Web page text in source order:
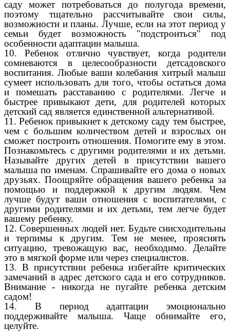
саду может потребоваться до полугода времени,
поэтому тщательно рассчитывайте свои силы,
возможности и планы. Лучше, если на этот период у
семьи будет возможность "подстроиться" под
особенности адаптации малыша.
10. Ребенок отлично чувствует, когда родители
сомневаются в целесообразности детсадовского
воспитания. Любые ваши колебания хитрый малыш
сумеет использовать для того, чтобы остаться дома
и помешать расставанию с родителями. Легче и
быстрее привыкают дети, для родителей которых
детский сад является единственной альтернативой.
11. Ребенок привыкнет к детскому саду тем быстрее,
чем с большим количеством детей и взрослых он
сможет построить отношения. Помогите ему в этом.
Познакомьтесь с другими родителями и их детьми.
Называйте других детей в присутствии вашего
малыша по именам. Спрашивайте его дома о новых
друзьях. Поощряйте обращения вашего ребенка за
помощью и поддержкой к другим людям. Чем
лучше будут ваши отношения с воспитателями, с
другими родителями и их детьми, тем легче будет
вашему ребенку.
12. Совершенных людей нет. Будьте снисходительны
и терпимы к другим. Тем не менее, прояснять
ситуацию, тревожащую вас, необходимо. Делайте
это в мягкой форме или через специалистов.
13. В присутствии ребенка избегайте критических
замечаний в адрес детского сада и его сотрудников.
Внимание - никогда не пугайте ребенка детским
садом!
14. В период адаптации эмоционально
поддерживайте малыша. Чаще обнимайте его,
целуйте.